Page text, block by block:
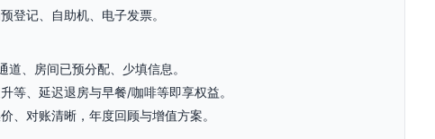
登记、自助机、电子发票。
、房间已预分配、少填信息。
等、延迟退房与早餐/咖啡等即享权益。
、对账清晰，年度回顾与增值方案。